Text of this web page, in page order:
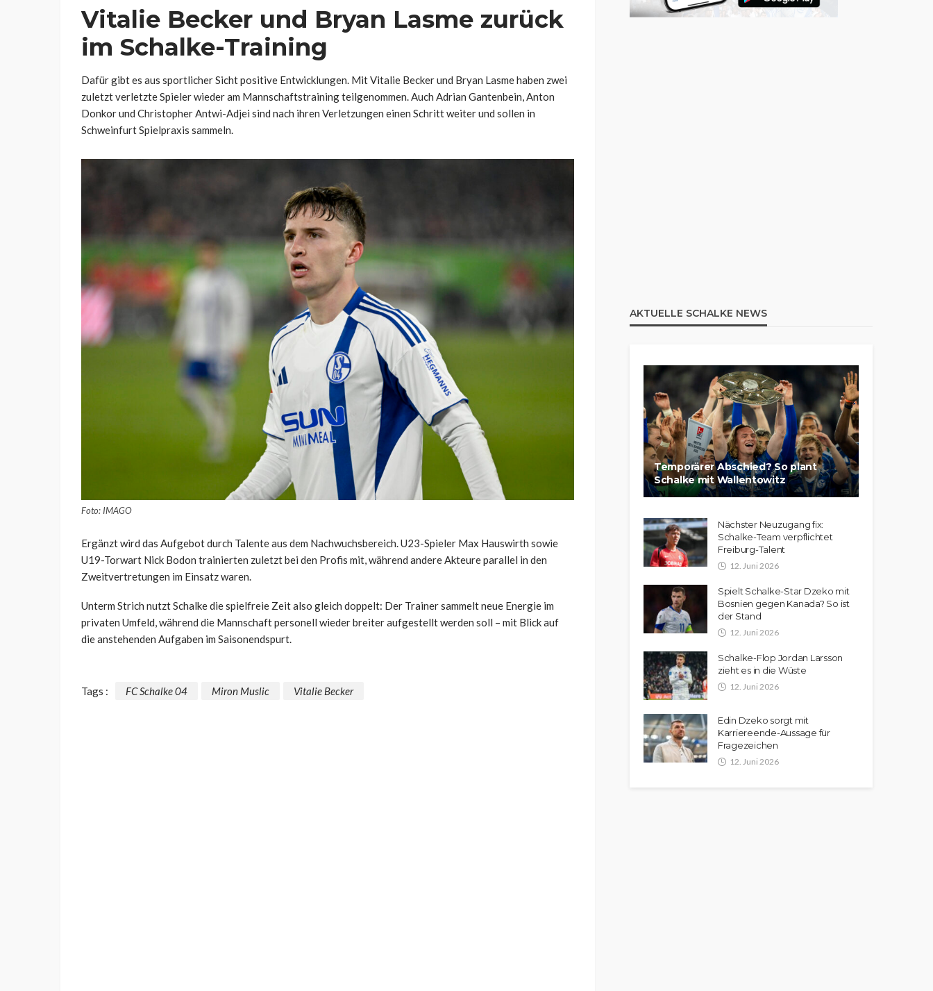
Vitalie Becker und Bryan Lasme zurück
im Schalke-Training
Dafür gibt es aus sportlicher Sicht positive Entwicklungen. Mit Vitalie Becker und Bryan Lasme haben zwei
zuletzt verletzte Spieler wieder am Mannschaftstraining teilgenommen. Auch Adrian Gantenbein, Anton
Donkor und Christopher Antwi-Adjei sind nach ihren Verletzungen einen Schritt weiter und sollen in
Schweinfurt Spielpraxis sammeln.
Foto: IMAGO
Ergänzt wird das Aufgebot durch Talente aus dem Nachwuchsbereich. U23-Spieler Max Hauswirth sowie
U19-Torwart Nick Bodon trainierten zuletzt bei den Profis mit, während andere Akteure parallel in den
Zweitvertretungen im Einsatz waren.
Unterm Strich nutzt Schalke die spielfreie Zeit also gleich doppelt: Der Trainer sammelt neue Energie im
privaten Umfeld, während die Mannschaft personell wieder breiter aufgestellt werden soll – mit Blick auf
die anstehenden Aufgaben im Saisonendspurt.
Tags : FC Schalke 04 Miron Muslic Vitalie Becker
AKTUELLE SCHALKE NEWS
Temporärer Abschied? So plant
Schalke mit Wallentowitz
Nächster Neuzugang fix:
Schalke-Team verpflichtet
Freiburg-Talent
12. Juni 2026
Spielt Schalke-Star Dzeko mit
Bosnien gegen Kanada? So ist
der Stand
12. Juni 2026
Schalke-Flop Jordan Larsson
zieht es in die Wüste
12. Juni 2026
Edin Dzeko sorgt mit
Karriereende-Aussage für
Fragezeichen
12. Juni 2026